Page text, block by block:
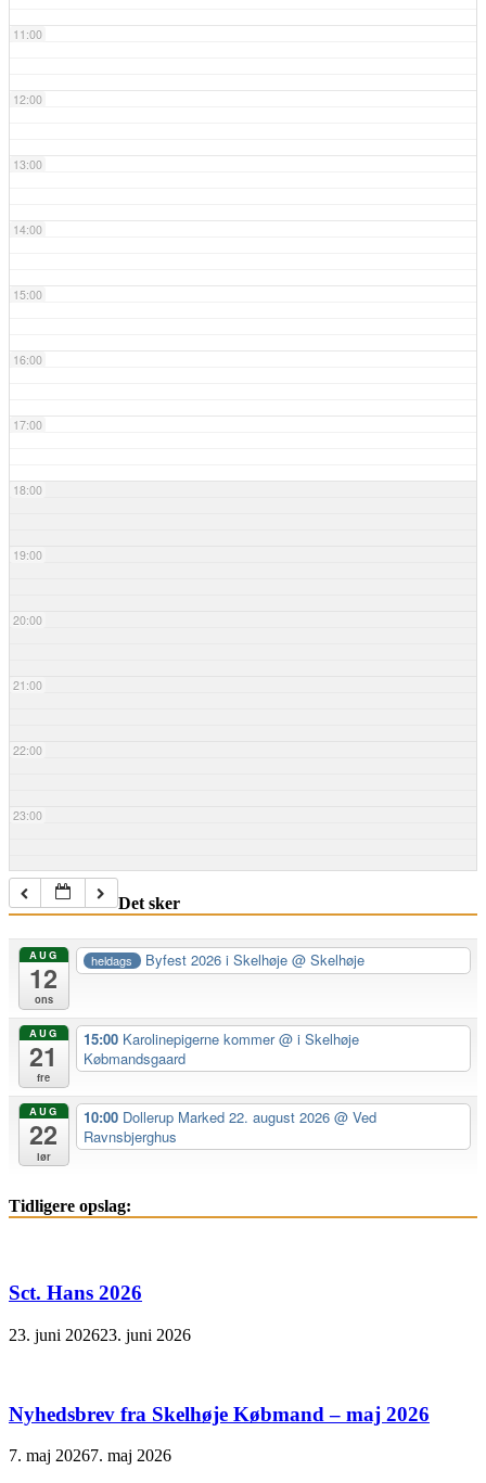
11:00
12:00
13:00
14:00
15:00
16:00
17:00
18:00
19:00
20:00
21:00
22:00
23:00
Det sker
AUG
12
ons
heldags Byfest 2026 i Skelhøje@ Skelhøje
AUG
21
fre
15:00 Karolinepigerne kommer@ i Skelhøje
Købmandsgaard
AUG
22
lør
10:00 Dollerup Marked 22. august 2026 @ Ved
Ravnsbjerghus
Tidligere opslag:
Sct. Hans 2026
23. juni 202623. juni 2026
Nyhedsbrev fra Skelhøje Købmand – maj 2026
7. maj 20267. maj 2026